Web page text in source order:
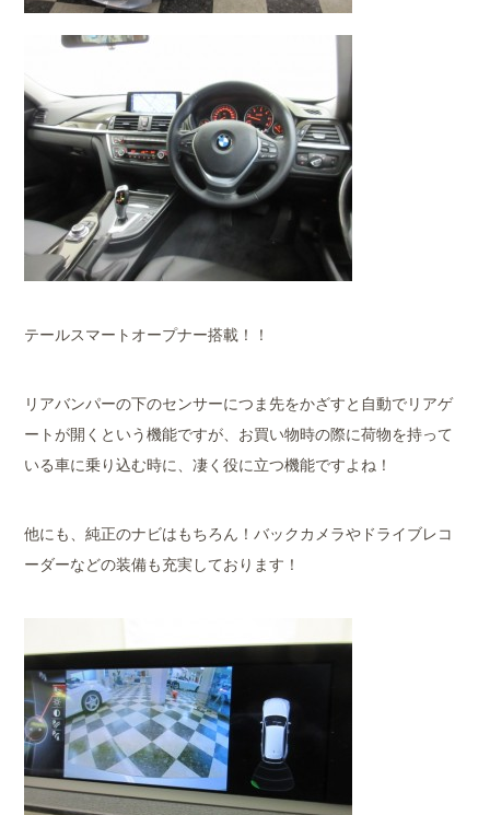
テールスマートオープナー搭載！！
リアバンパーの下のセンサーにつま先をかざすと自動でリアゲ
ートが開くという機能ですが、お買い物時の際に荷物を持って
いる車に乗り込む時に、凄く役に立つ機能ですよね！
他にも、純正のナビはもちろん！バックカメラやドライブレコ
ーダーなどの装備も充実しております！